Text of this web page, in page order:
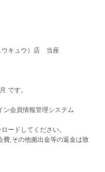
ウキュウ）店 当座
です。
会員情報管理システム
ードしてください。
,その他拠出金等の返金は致